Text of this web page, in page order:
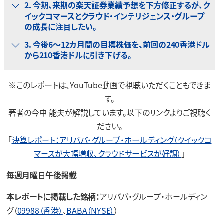
2．今期、来期の楽天証券業績予想を下方修正するが、ク
イックコマースとクラウド・インテリジェンス・グループ
の成長に注目したい。
3．今後6～12カ月間の目標株価を、前回の240香港ドル
から210香港ドルに引き下げる。
※このレポートは、YouTube動画で視聴いただくこともできま
す。
著者の今中 能夫が解説しています。以下のリンクよりご視聴く
ださい。
「決算レポート：アリババ・グループ・ホールディング（クイックコ
マースが大幅増収、クラウドサービスが好調） 」
毎週月曜日午後掲載
本レポートに掲載した銘柄：アリババ・グループ・ホールディン
グ（09988（香港） 、BABA（NYSE））